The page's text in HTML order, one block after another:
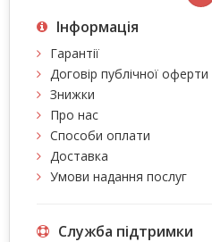
Інформація
Гарантії
Договір публічної оферти
Знижки
Про нас
Способи оплати
Доставка
Умови надання послуг
Служба підтримки